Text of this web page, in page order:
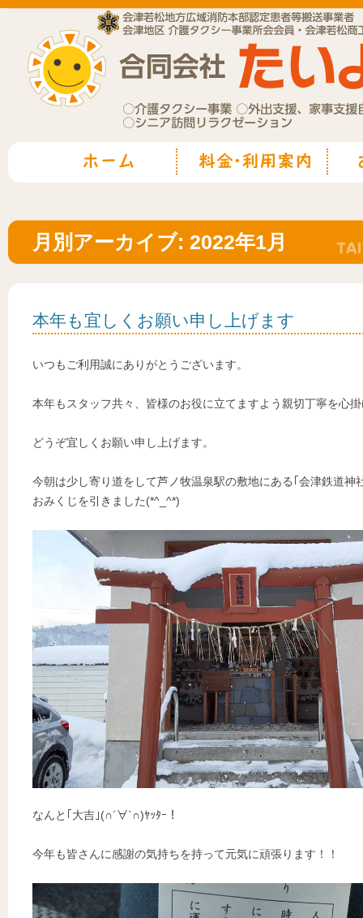
月別アーカイブ: 2022年1月
本年も宜しくお願い申し上げます
いつもご利用誠にありがとうございます。
本年もスタッフ共々、皆様のお役に立てますよう親切丁寧を心
どうぞ宜しくお願い申し上げます。
今朝は少し寄り道をして芦ノ牧温泉駅の敷地にある｢会津鉄道神
おみくじを引きました(*^_^*)
なんと｢大吉｣(∩´∀`∩)ﾔｯﾀｰ！
今年も皆さんに感謝の気持ちを持って元気に頑張ります！！